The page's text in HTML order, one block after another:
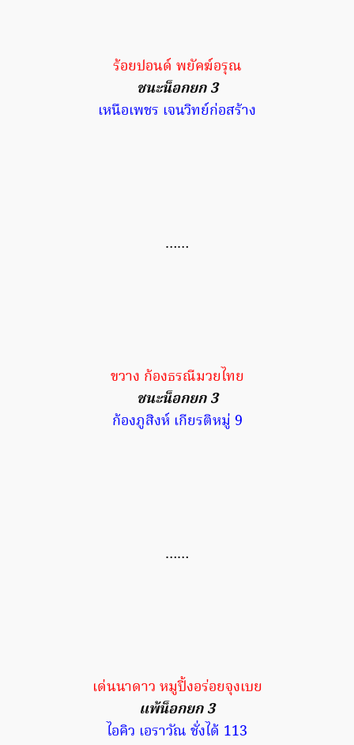
ร้อยปอนด์ พยัคฆ์อรุณ
ชนะน็อกยก 3
เหนือเพชร เจนวิทย์ก่อสร้าง
……
ขวาง ก้องธรณีมวยไทย
ชนะน็อกยก 3
ก้องภูสิงห์ เกียรติหมู่ 9
……
เด่นนาดาว หมูปิ้งอร่อยจุงเบย
แพ้น็อกยก 3
ไอคิว เอราวัณ ชั่งได้ 113